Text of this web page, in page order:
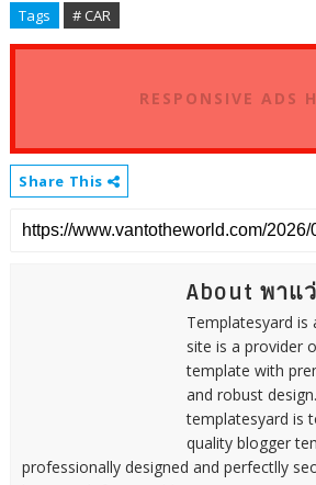
Tags # CAR
RESPONSIVE ADS
Share This
About พาแ
Templatesyard is
site is a provider
template with
and robust
templatesyard is
quality blogger
professionally designed and perfectlly